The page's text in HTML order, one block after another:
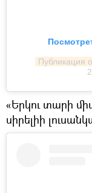
Публикация
«Երկու տարի
սիրելիի